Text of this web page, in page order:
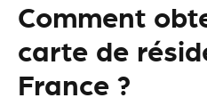
Comment
carte de
France ?